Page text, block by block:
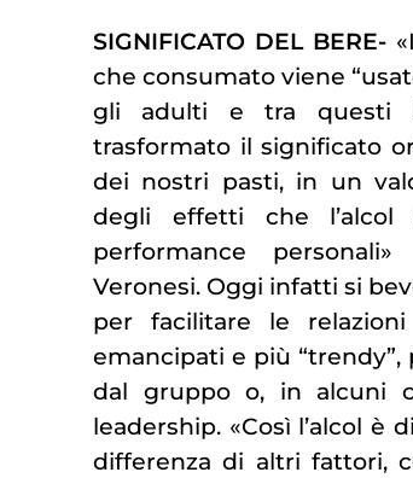
SIGNIFICATO DEL BERE-
che consumato viene
gli adulti e tra questi
trasformato il significato
dei nostri pasti, in un
degli effetti che
performance
Veronesi. Oggi infatti si
per facilitare le
emancipati e più
dal gruppo o, in alcuni
leadership. «Così l’alcol
differenza di altri fattori,